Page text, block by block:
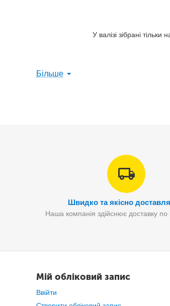
У валізі зібрані тільки
Більше
Швидко та якісно
Наша компанія здійснює доставку по
Мій обліковий запис
Ввійти